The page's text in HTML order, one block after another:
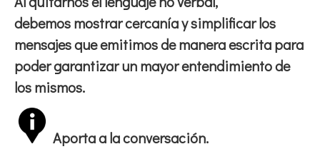
debemos mostrar cercanía y simplificar los
mensajes que emitimos de manera escrita para
poder garantizar un mayor entendimiento de
los mismos.
Aporta a la conversación.